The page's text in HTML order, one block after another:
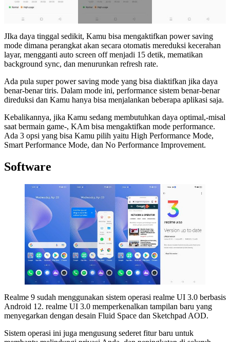
JIka daya tinggal sedikit, Kamu bisa mengaktifkan power saving
mode dimana perangkat akan secara otomatis mereduksi kecerahan
layar, mengganti auto screen off menjadi 15 detik, mematikan
background sync, dan menurunkan refresh rate.
Ada pula super power saving mode yang bisa diaktifkan jika daya
benar-benar tiris. Dalam mode ini, performance sistem benar-benar
direduksi dan Kamu hanya bisa menjalankan beberapa aplikasi saja.
Kebalikannya, jika Kamu sedang membutuhkan daya optimal,-misal
saat bermain game-, KAm bisa mengaktifkan mode performance.
Ada 3 opsi yang bisa Kamu pilih yaitu High Performance Mode,
Smart Performance Mode, dan No Performance Improvement.
Software
Realme 9 sudah menggunakan sistem operasi realme UI 3.0 berbasis
Android 12. realme UI 3.0 memperkenalkan tampilan baru yang
menyegarkan dengan desain Fluid Space dan Sketchpad AOD.
Sistem operasi ini juga mengusung sederet fitur baru untuk